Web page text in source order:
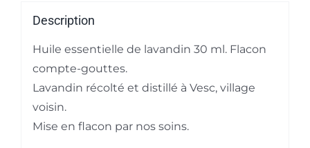
Description
Huile essentielle de lavandin 30 ml. Flacon
compte-gouttes.
Lavandin récolté et distillé à Vesc, village
voisin.
Mise en flacon par nos soins.